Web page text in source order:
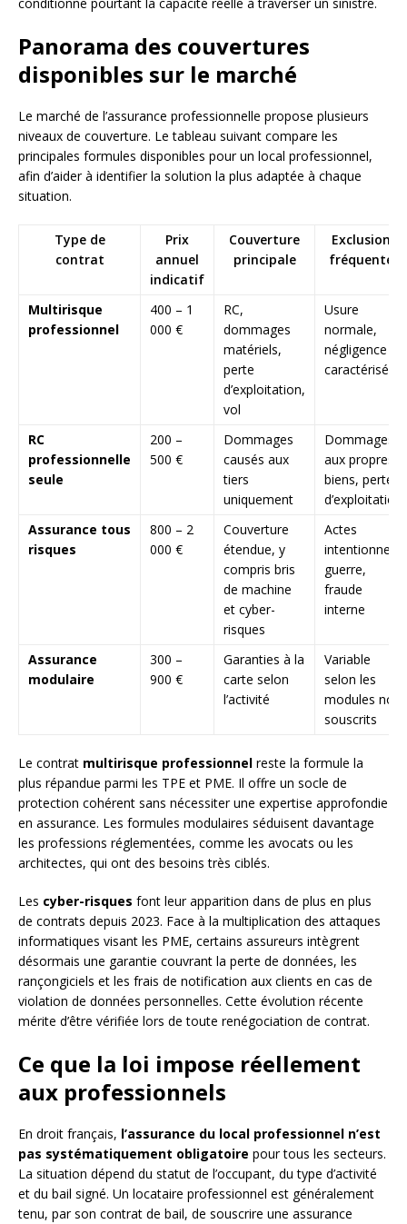
conditionne pourtant la capacité réelle à traverser un sinistre.
Panorama des couvertures
disponibles sur le marché
Le marché de l’assurance professionnelle propose plusieurs
niveaux de couverture. Le tableau suivant compare les
principales formules disponibles pour un local professionnel,
afin d’aider à identifier la solution la plus adaptée à chaque
situation.
Type de
contrat
Prix
annuel
indicatif
Couverture
principale
Exclusions
fréquentes
Multirisque
professionnel
400 – 1
000 €
RC,
dommages
matériels,
perte
d’exploitation,
vol
Usure
normale,
négligence
caractérisée
RC
professionnelle
seule
200 –
500 €
Dommages
causés aux
tiers
uniquement
Dommages
aux propres
biens, perte
d’exploitation
Assurance tous
risques
800 – 2
000 €
Couverture
étendue, y
compris bris
de machine
et cyber-
risques
Actes
intentionnels,
guerre,
fraude
interne
Assurance
modulaire
300 –
900 €
Garanties à la
carte selon
l’activité
Variable
selon les
modules non
souscrits
Le contrat multirisque professionnel reste la formule la
plus répandue parmi les TPE et PME. Il offre un socle de
protection cohérent sans nécessiter une expertise approfondie
en assurance. Les formules modulaires séduisent davantage
les professions réglementées, comme les avocats ou les
architectes, qui ont des besoins très ciblés.
Les cyber-risques font leur apparition dans de plus en plus
de contrats depuis 2023. Face à la multiplication des attaques
informatiques visant les PME, certains assureurs intègrent
désormais une garantie couvrant la perte de données, les
rançongiciels et les frais de notification aux clients en cas de
violation de données personnelles. Cette évolution récente
mérite d’être vérifiée lors de toute renégociation de contrat.
Ce que la loi impose réellement
aux professionnels
En droit français, l’assurance du local professionnel n’est
pas systématiquement obligatoire pour tous les secteurs.
La situation dépend du statut de l’occupant, du type d’activité
et du bail signé. Un locataire professionnel est généralement
tenu, par son contrat de bail, de souscrire une assurance